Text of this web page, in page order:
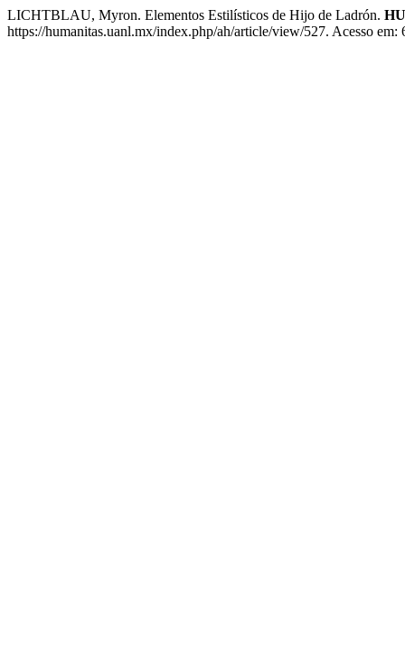
LICHTBLAU, Myron. Elementos Estilísticos de Hijo de Ladrón.
https://humanitas.uanl.mx/index.php/ah/article/view/527. Acesso em: